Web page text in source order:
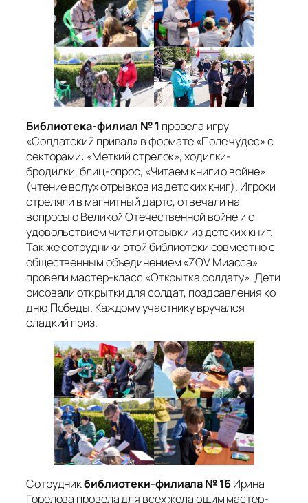
Библиотека-филиал № 1 провела игру
«Солдатский привал» в формате «Поле чудес» с
секторами: «Меткий стрелок», ходилки-
бродилки, блиц-опрос, «Читаем книги о войне»
(чтение вслух отрывков из детских книг). Игроки
стреляли в магнитный дартс, отвечали на
вопросы о Великой Отечественной войне и с
удовольствием читали отрывки из детских книг.
Так же сотрудники этой библиотеки совместно с
общественным объединением «ZOV Миасса»
провели мастер-класс «Открытка солдату». Дети
рисовали открытки для солдат, поздравления ко
дню Победы. Каждому участнику вручался
сладкий приз.
Сотрудникбиблиотеки-филиала № 16Ирина
Горелова провела для всех желающим мастер-